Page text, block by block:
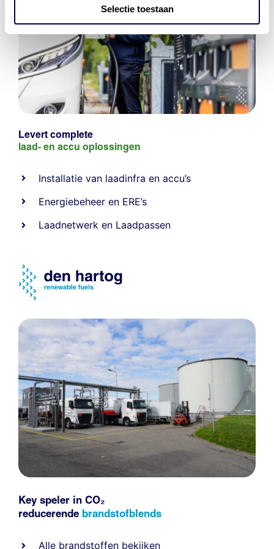
Selectie toestaan
Levert complete
laad- en accu oplossingen
Installatie van laadinfra en accu’s
Energiebeheer en ERE’s
Laadnetwerk en Laadpassen
Key speler in CO₂
reducerende brandstofblends
Alle brandstoffen bekijken